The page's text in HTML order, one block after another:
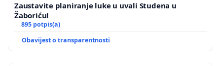
Zaustavite planiranje luke u uvali Studena u
Žaboriću!
895 potpis(a)
Obavijest o transparentnosti